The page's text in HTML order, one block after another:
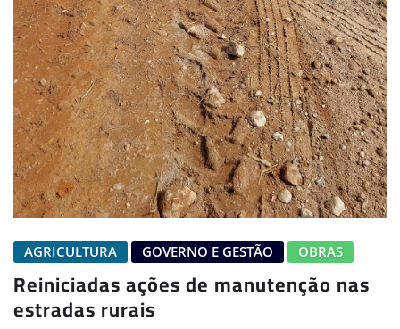
AGRICULTURA GOVERNO E GESTÃO OBRAS
Reiniciadas ações de manutenção nas
estradas rurais